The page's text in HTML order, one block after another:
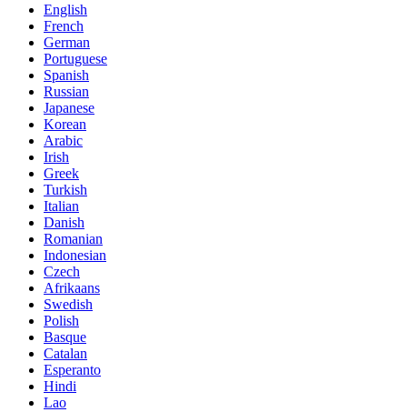
English
French
German
Portuguese
Spanish
Russian
Japanese
Korean
Arabic
Irish
Greek
Turkish
Italian
Danish
Romanian
Indonesian
Czech
Afrikaans
Swedish
Polish
Basque
Catalan
Esperanto
Hindi
Lao